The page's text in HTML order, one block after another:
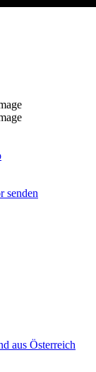
aus Österreich